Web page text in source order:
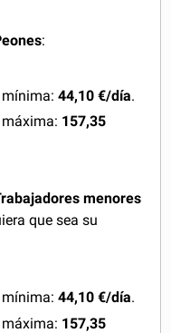
:
mínima:44,10 €/día.
157,35
menores
que sea su
mínima:44,10 €/día.
157,35